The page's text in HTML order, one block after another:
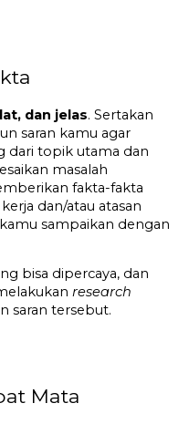
dan jelas. Sertakan
saran kamu agar
dari topik utama dan
masalah
fakta-fakta
dan/atau atasan
sampaikan dengan
bisa dipercaya, dan
research
saran tersebut.
Mata